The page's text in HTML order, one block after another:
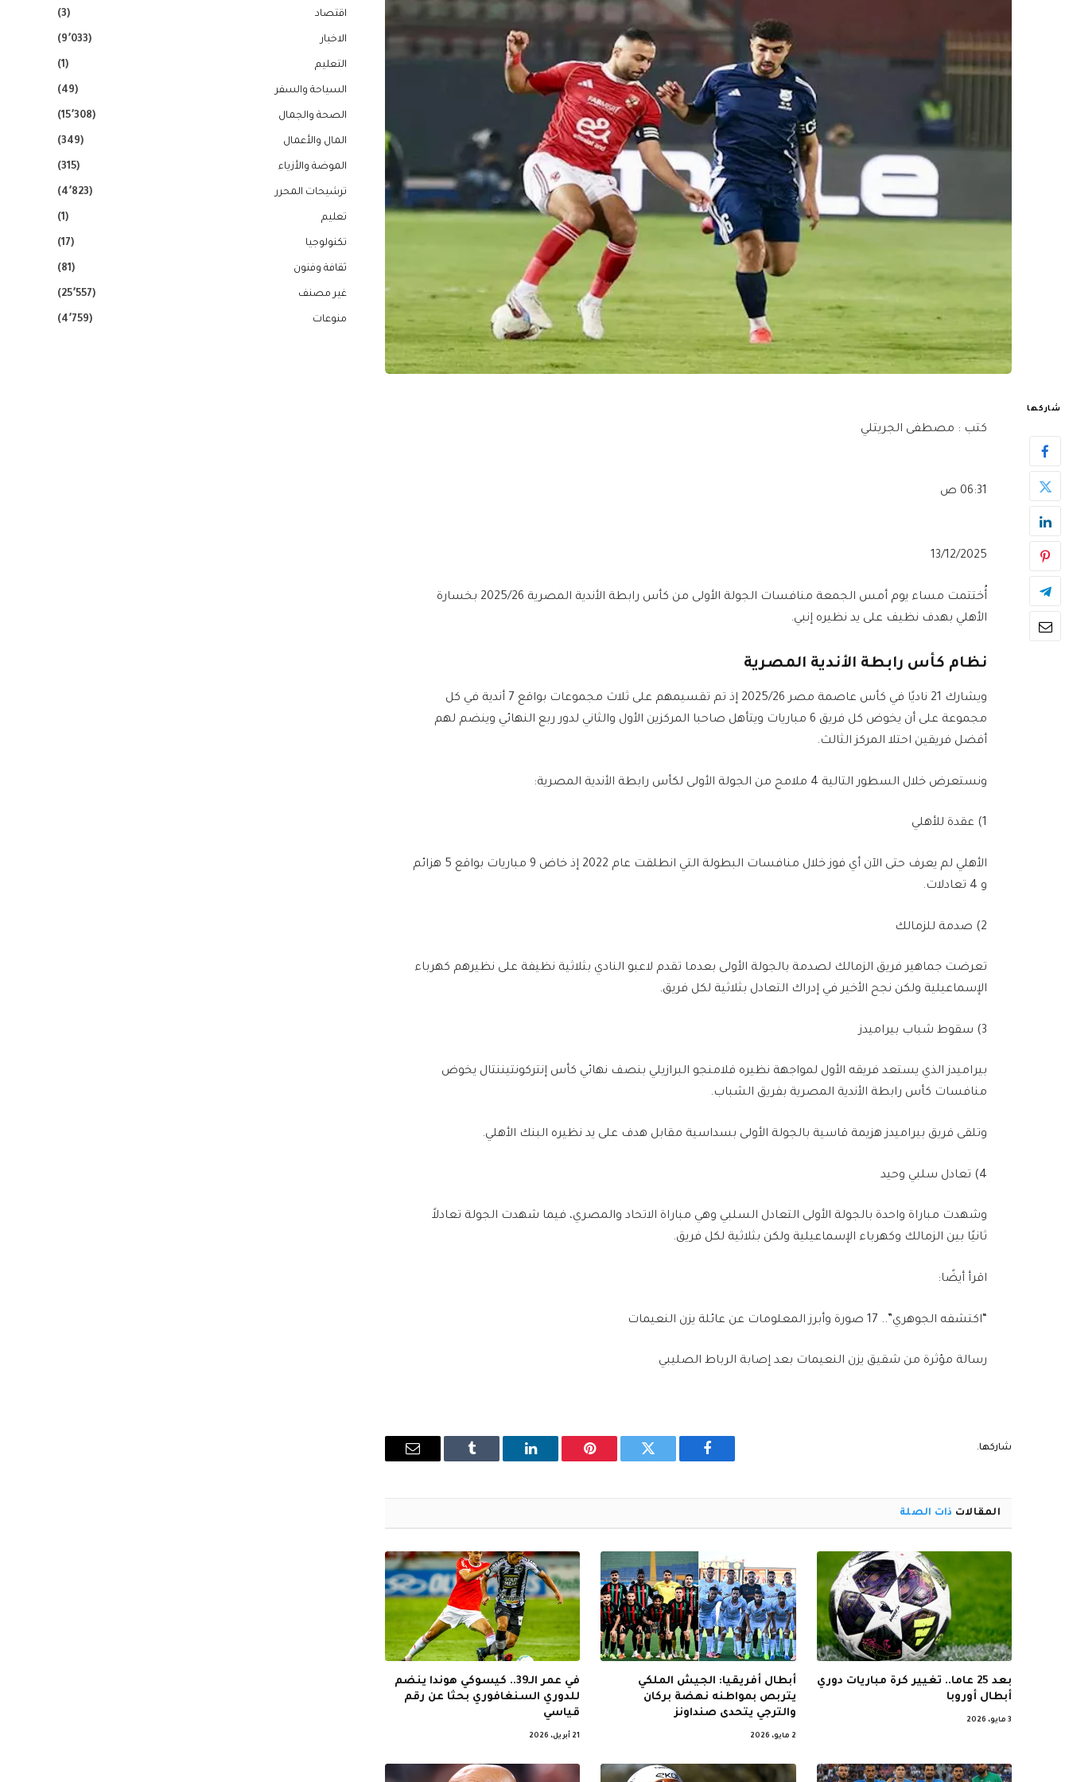
شاركها
كتب : مصطفى الجريتلي
06:31 ص
13/12/2025
أُختتمت مساء يوم أمس الجمعة منافسات الجولة الأولى من كأس رابطة الأندية المصرية 2025/26 بخسارة
الأهلي بهدف نظيف على يد نظيره إنبي.
نظام كأس رابطة الأندية المصرية
ويشارك 21 ناديًا في كأس عاصمة مصر 2025/26 إذ تم تقسيمهم على ثلاث مجموعات بواقع 7 أندية في كل
مجموعة على أن يخوض كل فريق 6 مباريات ويتأهل صاحبا المركزين الأول والثاني لدور ربع النهائي وينضم لهم
أفضل فريقين احتلا المركز الثالث.
ونستعرض خلال السطور التالية 4 ملامح من الجولة الأولى لكأس رابطة الأندية المصرية:
1) عقدة للأهلي
الأهلي لم يعرف حتى الآن أي فوز خلال منافسات البطولة التي انطلقت عام 2022 إذ خاض 9 مباريات بواقع 5 هزائم
و 4 تعادلات.
2) صدمة للزمالك
تعرضت جماهير فريق الزمالك لصدمة بالجولة الأولى بعدما تقدم لاعبو النادي بثلاثية نظيفة على نظيرهم كهرباء
الإسماعيلية ولكن نجح الأخير في إدراك التعادل بثلاثية لكل فريق.
3) سقوط شباب بيراميدز
بيراميدز الذي يستعد فريقه الأول لمواجهة نظيره فلامنجو البرازيلي بنصف نهائي كأس إنتركونتيننتال يخوض
منافسات كأس رابطة الأندية المصرية بفريق الشباب.
وتلقى فريق بيراميدز هزيمة قاسية بالجولة الأولى بسداسية مقابل هدف على يد نظيره البنك الأهلي.
4) تعادل سلبي وحيد
وشهدت مباراة واحدة بالجولة الأولى التعادل السلبي وهي مباراة الاتحاد والمصري، فيما شهدت الجولة تعادلاً
ثانيًا بين الزمالك وكهرباء الإسماعيلية ولكن بثلاثية لكل فريق.
اقرأ أيضًا:
“اكتشفه الجوهري”.. 17 صورة وأبرز المعلومات عن عائلة يزن النعيمات
رسالة مؤثرة من شقيق يزن النعيمات بعد إصابة الرباط الصليبي
شاركها.
فيسبوك تويتر بينتيريستلينكدإن Tumblr
البريد
المقالات ذات الصلة
بعد 25 عاما.. تغيير كرة مباريات دوري
أبطال أوروبا
3 مايو، 2026
أبطال أفريقيا: الجيش الملكي
يتربص بمواطنه نهضة بركان
والترجي يتحدى صنداونز
2 مايو، 2026
في عمر الـ39.. كيسوكي هوندا ينضم
للدوري السنغافوري بحثا عن رقم
قياسي
21 أبريل، 2026
اقتصاد (3)
الاخبار (9٬033)
التعليم (1)
السياحة والسفر (49)
الصحة والجمال (15٬308)
المال والأعمال (349)
الموضة والأزياء (315)
ترشيحات المحرر (4٬823)
تعليم (1)
تكنولوجيا (17)
ثقافة وفنون (81)
غير مصنف (25٬557)
منوعات (4٬759)